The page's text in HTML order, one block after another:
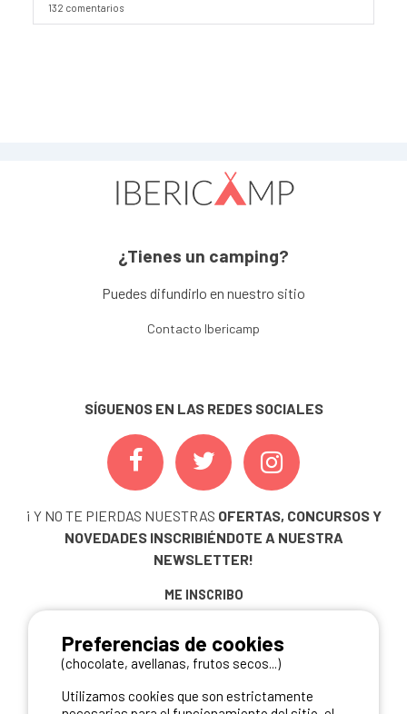
132 comentarios
¿Tienes un camping?
Puedes difundirlo en nuestro sitio
Contacto Ibericamp
SÍGUENOS EN LAS REDES SOCIALES
¡ Y NO TE PIERDAS NUESTRAS OFERTAS, CONCURSOS Y
NOVEDADES INSCRIBIÉNDOTE A NUESTRA
NEWSLETTER!
ME INSCRIBO
NUESTROS PARTNERS
Preferencias de cookies
(chocolate, avellanas, frutos secos...)
Utilizamos cookies que son estrictamente